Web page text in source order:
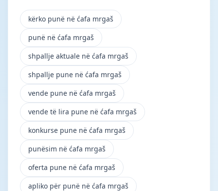
kërko punë në ćafa mrgaš
punë në ćafa mrgaš
shpallje aktuale në ćafa mrgaš
shpallje pune në ćafa mrgaš
vende pune në ćafa mrgaš
vende të lira pune në ćafa mrgaš
konkurse pune në ćafa mrgaš
punësim në ćafa mrgaš
oferta pune në ćafa mrgaš
apliko për punë në ćafa mrgaš